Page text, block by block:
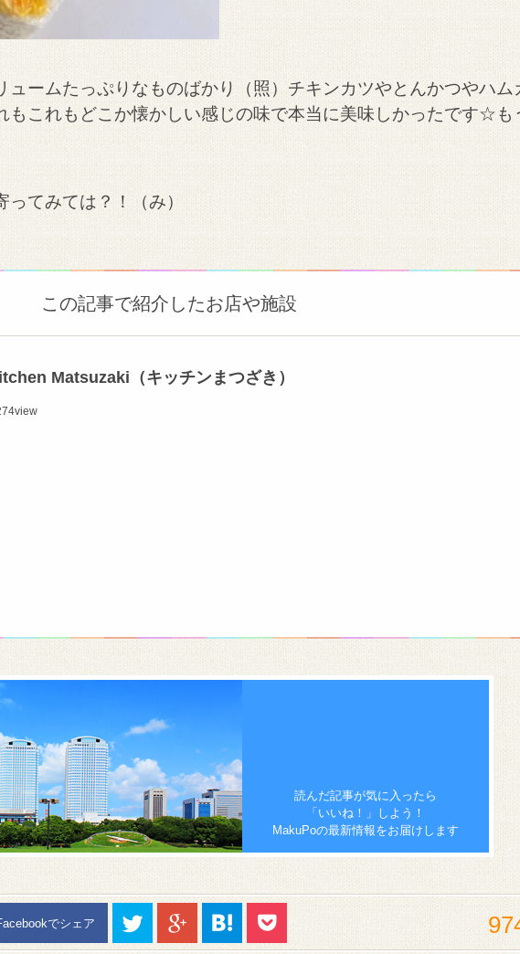
ュームたっぷりなものばかり（照）チキンカツやとんかつやハム
もこれもどこか懐かしい感じの味で本当に美味しかったです☆も
てみては？！（み）
この記事で紹介したお店や施設
Matsuzaki（キッチンまつざき）
view
読んだ記事が気に入ったら
「いいね！」しよう！
MakuPoの最新情報をお届けします
でシェア